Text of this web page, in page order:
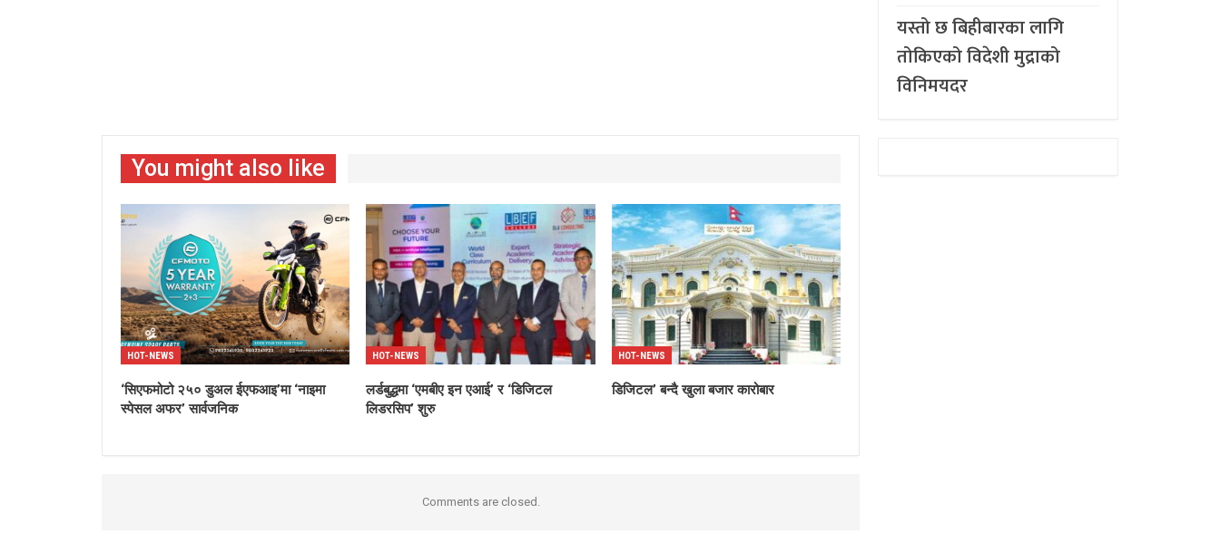
You might also like
HOT-NEWS
‘सिएफमोटो २५० डुअल ईएफआइ’मा ‘नाइमा
स्पेसल अफर’ सार्वजनिक
HOT-NEWS
लर्डबुद्धमा ‘एमबीए इन एआई’ र ‘डिजिटल
लिडरसिप’ शुरु
HOT-NEWS
डिजिटल’ बन्दै खुला बजार कारोबार
Comments are closed.
यस्तो छ बिहीबारका लागि
तोकिएको विदेशी मुद्राको
विनिमयदर